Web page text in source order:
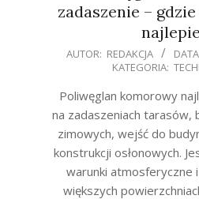
zadaszenie –
2026-
18
AUTOR: REDAKCJA
KATEGORIA:
Poliwęglan komorowy
na zadaszeniach tarasów,
zimowych, wejść do
konstrukcji osłonowych.
warunki atmosferyczne
większych